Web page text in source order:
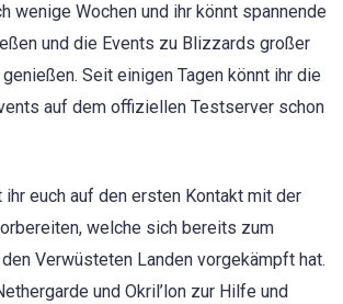
wenige Wochen und ihr könnt spannende
und die Events zu Blizzards großer
Seit einigen Tagen könnt ihr die
auf dem offiziellen Testserver schon
euch auf den ersten Kontakt mit der
welche sich bereits zum
Verwüsteten Landen vorgekämpft hat.
und Okril’lon zur Hilfe und